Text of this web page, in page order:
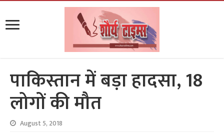
पाकिस्तान में बड़ा हादसा, 18
लोगों की मौत
August 5, 2018